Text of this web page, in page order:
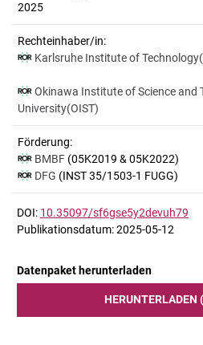
2025
Rechteinhaber/in:
Karlsruhe Institute of
Okinawa Institute of Science and
University(OIST)
Förderung:
BMBF (05K2019 & 05K2022)
DFG (INST 35/1503-1 FUGG)
DOI: 10.35097/sf6gse5y2devuh79
Publikationsdatum: 2025-05-12
Datenpaket herunterladen
HERUNTERLADEN